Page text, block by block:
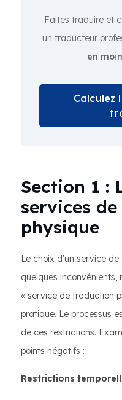
Faites traduire et
un traducteur
en
Calculez
Section 1 :
services
physique
Le choix d'un service
quelques inconvénients,
« service de traduction
pratique. Le processus
de ces restrictions.
points négatifs :
Restrictions